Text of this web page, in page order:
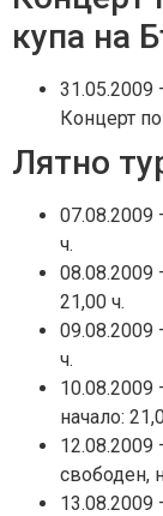
купа на
31.05.2009
Концерт
Лятно
07.08.2009
ч.
08.08.2009
21,00 ч.
09.08.2009
ч.
10.08.2009
начало:
12.08.2009
свободен,
13.08.2009